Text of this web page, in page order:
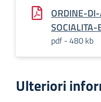
ORDINE-
pdf - 480 kb
Ulteriori